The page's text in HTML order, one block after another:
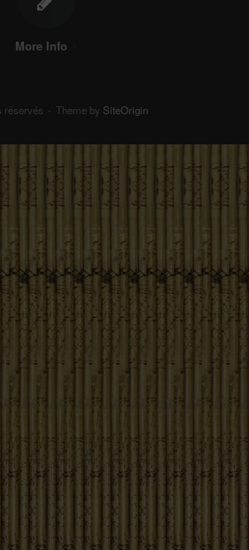
More Info
réservés Theme by SiteOrigin